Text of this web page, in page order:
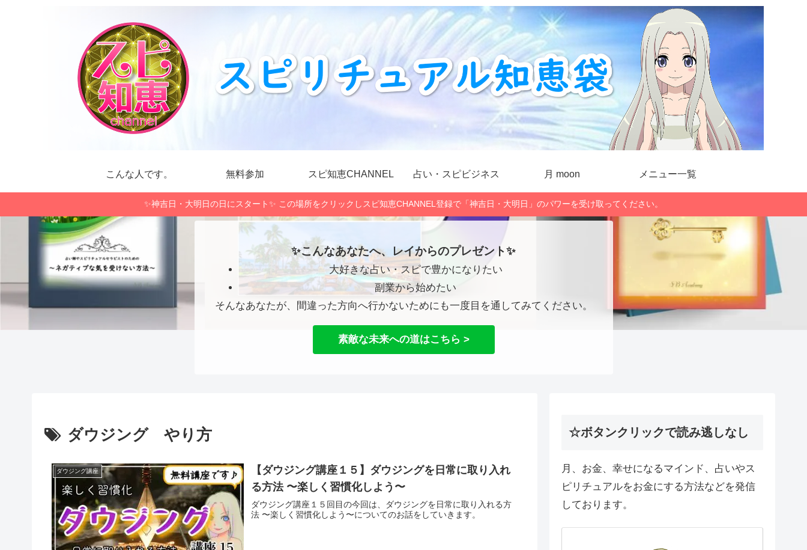
こんな人です。 無料参加 スピ知恵CHANNEL 占い・スピビジネス 月 moon メニュー一覧
✨神吉日・大明日の日にスタート✨ この場所をクリックしスピ知恵CHANNEL登録で「神吉日・大明日」のパワーを受け取ってください。
✨こんなあなたへ、レイからのプレゼント✨
大好きな占い・スピで豊かになりたい
副業から始めたい
そんなあなたが、間違った方向へ行かないためにも一度目を通してみてください。
素敵な未来への道はこちら >
ダウジング やり方
ダウジング講座
【ダウジング講座１５】ダウジングを日常に取り入れ
る方法 〜楽しく習慣化しよう〜
ダウジング講座１５回目の今回は、ダウジングを日常に取り入れる方
法 〜楽しく習慣化しよう〜についてのお話をしていきます。
☆ボタンクリックで読み逃しなし
月、お金、幸せになるマインド、占いやス
ピリチュアルをお金にする方法などを発信
しております。